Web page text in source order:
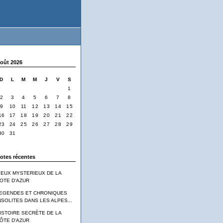
2026
D L M M J V
S
1
2
3 4 5 6 7
8
9
10 11 12 13 14
15
17 18 19 20 21
22
24 25 26 27 28
29
31
récentes
MYSTERIEUX DE LA
D'AZUR
ET CHRONIQUES
DANS LES ALPES...
SECRÈTE DE LA
D'AZUR